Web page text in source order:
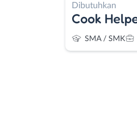
Dibutuhkan
Cook
SMA / SMK